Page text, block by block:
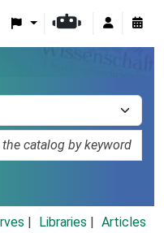
Libraries
Articles